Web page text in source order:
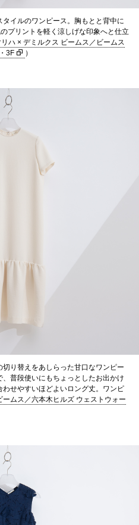
イルのワンピース。胸もとと背中に
プリントを軽く涼しげな印象へと仕立
リハ × デミルクス ビームス／ビームス
3F
）
り替えをあしらった甘口なワンピー
普段使いにもちょっとしたお出かけ
せやすいほどよいロング丈。ワンピ
ムス／六本木ヒルズ ウェストウォー